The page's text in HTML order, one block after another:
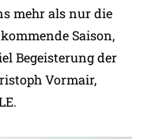
mehr als nur die
Saison,
Begeisterung der
Vormair,